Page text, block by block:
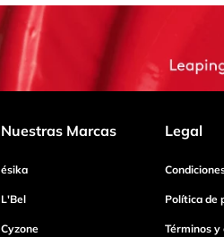
Agregar comentario
Título
Tu nombre
Nuestras Marcas
ésika
L'Bel
Cyzone
Legal
Política de
Términos y